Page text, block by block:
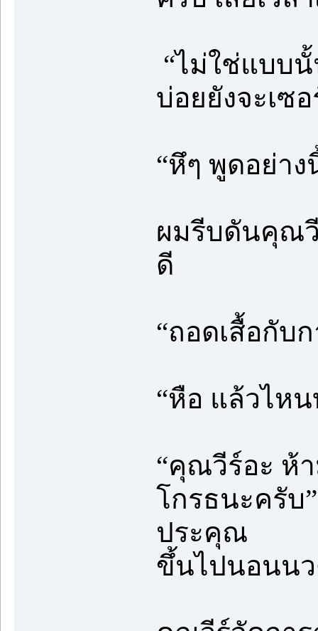
“ไม่ใช่แบบ
บ่อยยังจะเซ
“หึๆ พูดอย่า
ผมรีบดันคุณวี
ดี
“ถอดเสื้อกับ
“หือ แล้วไหน
“คุณวีร์อะ ห้
โกรธนะครับ
ประคุณ
ขึ้นไปนอนนว